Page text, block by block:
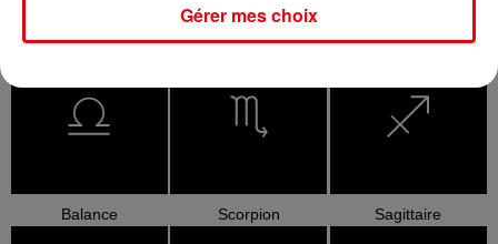
Lion
Balance Scorpion Sagittaire
Gérer mes choix